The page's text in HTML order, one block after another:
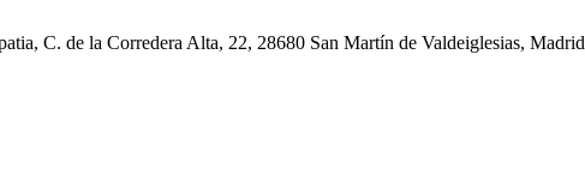
C. de la Corredera Alta, 22, 28680 San Martín de Valdeiglesias, Madrid